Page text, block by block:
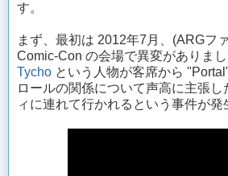
す。
まず、最初は 2012年7月、(ARGフ
Comic-Con の会場で異変がありま
Tycho という人物が客席から
ロールの関係について声高に主張
ィに連れて行かれるという事件が発